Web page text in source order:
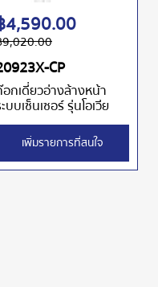
CP
กเดี่ยวอ่างล้างหน้า
บบเซ็นเซอร์ รุ่นโอเวีย
9,020.00
4,590.00
เพิ่มรายการที่สนใจ